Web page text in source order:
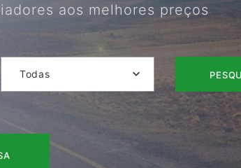
aos melhores preços
Todas